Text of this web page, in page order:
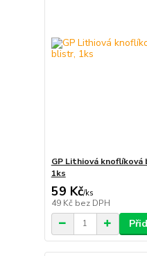
GP Lithiová
1ks
59 Kč/ks
49 Kč bez DPH